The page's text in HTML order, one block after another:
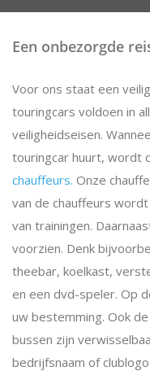
Een onbezorgde
Voor ons staat een
touringcars voldoen in
veiligheidseisen.
touringcar huurt, wordt
chauffeurs. Onze
van de chauffeurs
van trainingen.
voorzien. Denk
theebar, koelkast,
en een dvd-speler. Op
uw bestemming. Ook
bussen zijn
bedrijfsnaam of